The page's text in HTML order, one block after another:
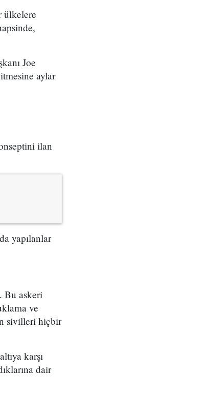
ülkelere
Joe
aylar
ilan
yapılanlar
Bu askeri
ve
sivilleri hiçbir
karşı
dair